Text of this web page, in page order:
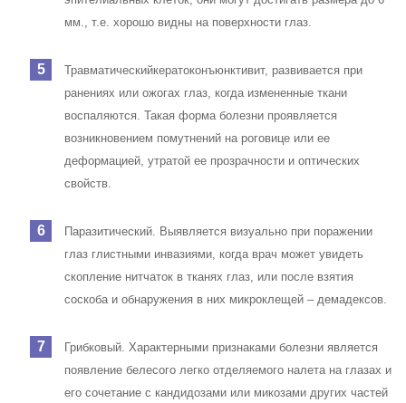
мм., т.е. хорошо видны на поверхности глаз.
Травматическийкератоконъюнктивит, развивается при
ранениях или ожогах глаз, когда измененные ткани
воспаляются. Такая форма болезни проявляется
возникновением помутнений на роговице или ее
деформацией, утратой ее прозрачности и оптических
свойств.
Паразитический. Выявляется визуально при поражении
глаз глистными инвазиями, когда врач может увидеть
скопление нитчаток в тканях глаз, или после взятия
соскоба и обнаружения в них микроклещей – демадексов.
Грибковый. Характерными признаками болезни является
появление белесого легко отделяемого налета на глазах и
его сочетание с кандидозами или микозами других частей